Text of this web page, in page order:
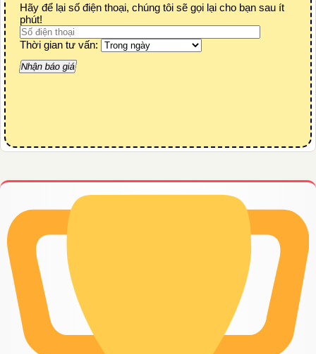
Hãy để lại số điện thoại, chúng tôi sẽ gọi lại cho bạn sau ít
phút!
Thời gian tư vấn: